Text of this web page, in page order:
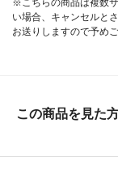
い場合、キャンセルと
お送りしますので予め
この商品を見た